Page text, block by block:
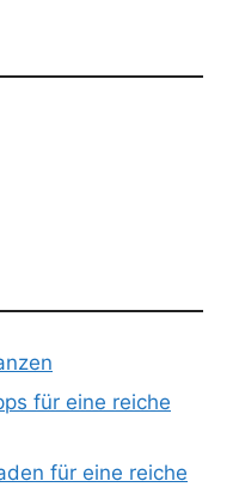
für eine reiche
für eine reiche